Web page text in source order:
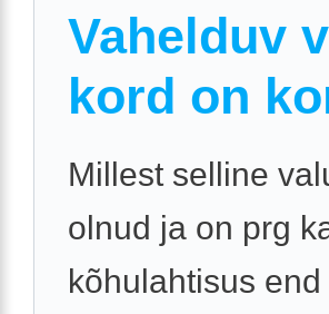
Vahelduv
kord on
Millest selline
olnud ja on prg
kõhulahtisus